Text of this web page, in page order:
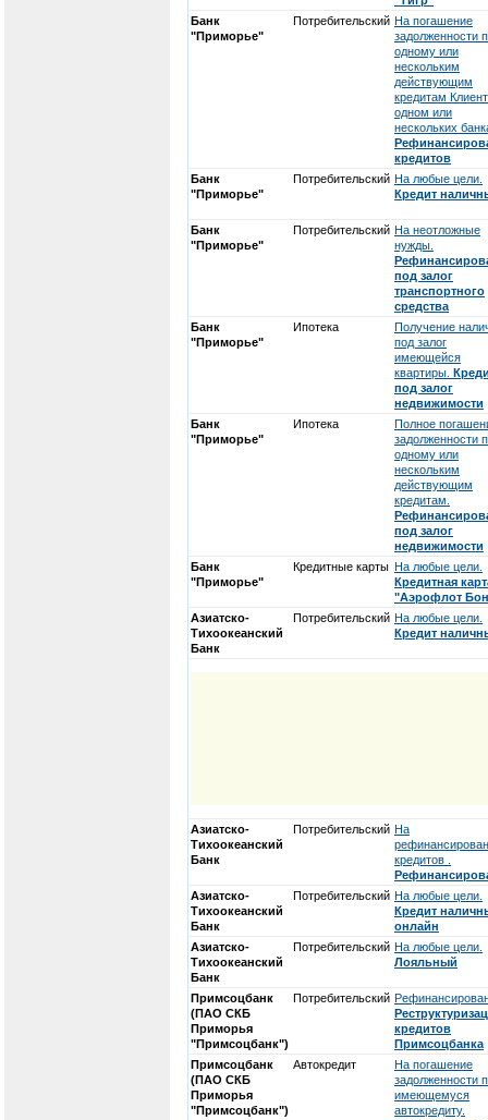
Банк
"Приморье"
Потребительский На погашение
задолженности
одному или
нескольким
действующим
кредитам
одном или
нескольких
кредитов
Банк
"Приморье"
Потребительский На любые цели.
Кредит
Банк
"Приморье"
Потребительский На неотложные
нужды.
под залог
транспортного
средства
Банк
"Приморье"
Ипотека
Получение
под залог
имеющейся
квартиры.
под залог
недвижимости
Банк
"Приморье"
Ипотека
Полное
задолженности
одному или
нескольким
действующим
кредитам.
под залог
недвижимости
Банк
"Приморье"
Кредитные карты На любые цели.
Кредитная
"Аэрофлот
Азиатско-
Тихоокеанский
Банк
Потребительский На любые цели.
Кредит
Азиатско-
Тихоокеанский
Банк
Потребительский На
кредитов .
Азиатско-
Тихоокеанский
Банк
Потребительский На любые цели.
Кредит
онлайн
Азиатско-
Тихоокеанский
Банк
Потребительский На любые цели.
Лояльный
Примсоцбанк
(ПАО СКБ
Приморья
"Примсоцбанк")
Потребительский
кредитов
Примсоцбанка
Примсоцбанк
(ПАО СКБ
Приморья
"Примсоцбанк")
Автокредит
На погашение
задолженности
имеющемуся
автокредиту.